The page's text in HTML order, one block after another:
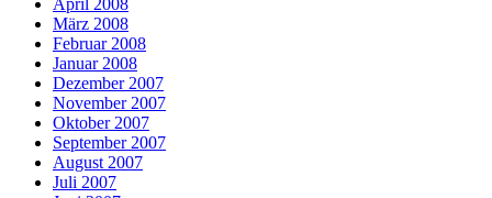
April 2008
März 2008
Februar 2008
Januar 2008
Dezember 2007
November 2007
Oktober 2007
September 2007
August 2007
Juli 2007